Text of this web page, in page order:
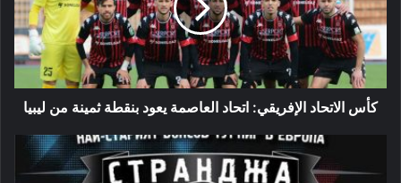
العاصمة
يعود
بنقطة
ثمينة
من
ليبيا
كأس الاتحاد الإفريقي: اتحاد العاصمة يعود بنقطة ثمينة من ليبيا
"STRANDJA"